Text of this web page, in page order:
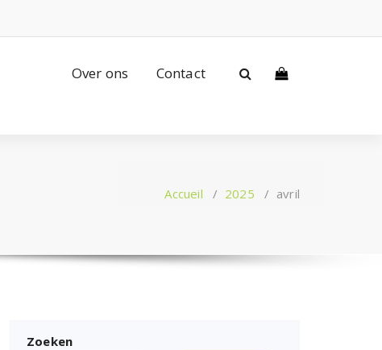
Over ons Contact
Accueil / 2025 / avril
Zoeken